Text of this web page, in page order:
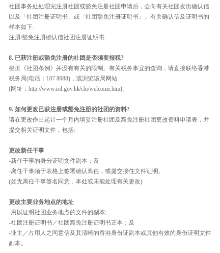
社团事务处处理完注册社团或豁免注册社团申请后，会向有关社团发出确认信
以及「社团注册证明书」或「社团豁免注册证明书」。有关确认信及证明书的
样本如下:
注册/豁免注册确认信社团注册证明书
8. 已获注册或豁免注册的社团是否须要报税?
根据《社团条例》并没有有关的限制。有关税务事宜的查询，请直接联络香港
税务局(电话：187 8088)，或浏览该局网站
(网址：http://www.ird.gov.hk/chi/welcome.htm)。
9. 如何更改已获注册或豁免注册的社团的资料?
请在更改作出起计一个月内填妥注册社团及豁免注册社团更改资料申请表，并
提交相关证明文件，包括:
更改新任干事
-新任干事的身分证明文件副本；及
-离任干事须于表格上签署确认离任，或提交接任文件证明。
(如无离任干事签名同意，本处或未能处理有关更改)
更改主要业务地点的地址
-用以证明社团业务地点的文件的副本;
-社团注册证明书／社团豁免注册证明书正本；及
-业主／占用人之同意信及其清晰的香港身份证副本或其他有效的身份证明文件
副本。